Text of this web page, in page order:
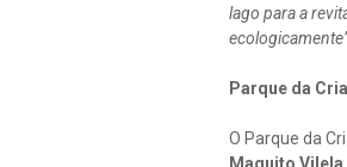
lago para a
Parque da
O Parque da